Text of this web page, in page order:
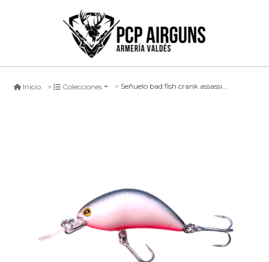
Inicio Colecciones Señuelo bad fish crank assassin #vobr